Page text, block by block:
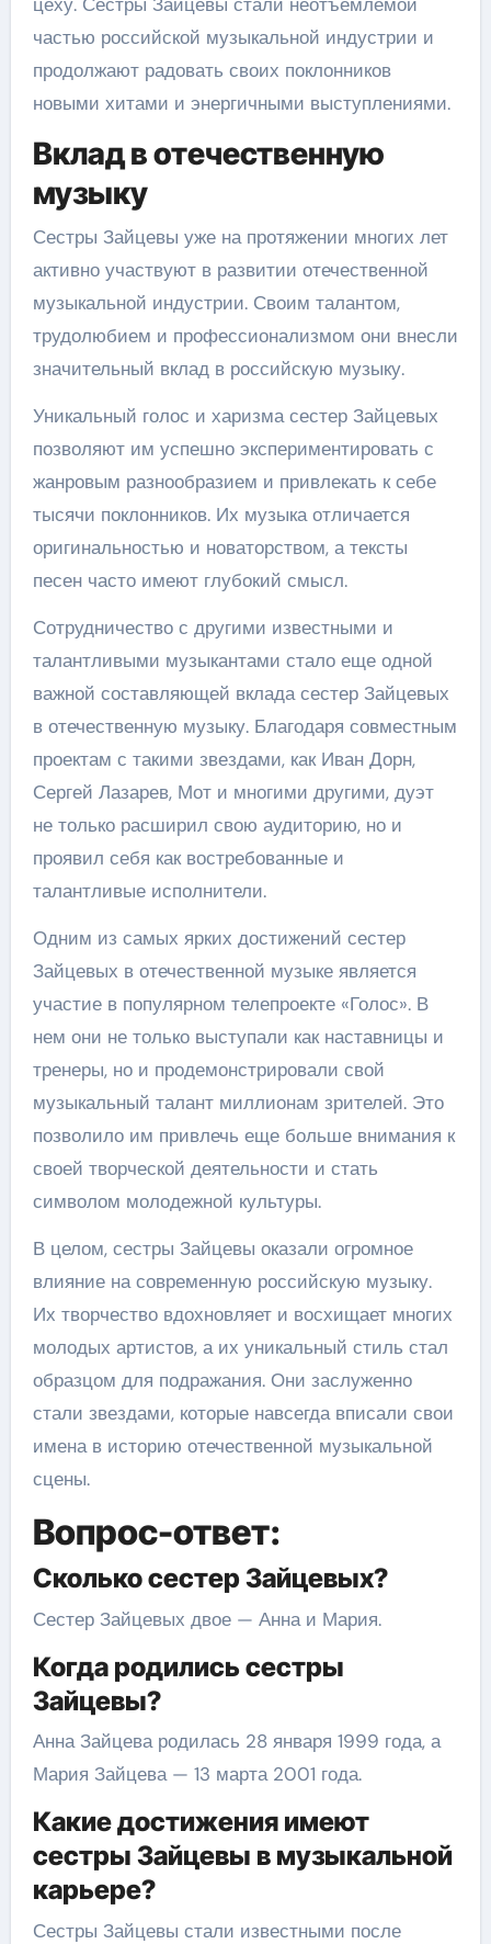
частью российской музыкальной индустрии и
продолжают радовать своих поклонников
новыми хитами и энергичными выступлениями.
Вклад в отечественную
музыку
Сестры Зайцевы уже на протяжении многих лет
активно участвуют в развитии отечественной
музыкальной индустрии. Своим талантом,
трудолюбием и профессионализмом они внесли
значительный вклад в российскую музыку.
Уникальный голос и харизма сестер Зайцевых
позволяют им успешно экспериментировать с
жанровым разнообразием и привлекать к себе
тысячи поклонников. Их музыка отличается
оригинальностью и новаторством, а тексты
песен часто имеют глубокий смысл.
Сотрудничество с другими известными и
талантливыми музыкантами стало еще одной
важной составляющей вклада сестер Зайцевых
в отечественную музыку. Благодаря совместным
проектам с такими звездами, как Иван Дорн,
Сергей Лазарев, Мот и многими другими, дуэт
не только расширил свою аудиторию, но и
проявил себя как востребованные и
талантливые исполнители.
Одним из самых ярких достижений сестер
Зайцевых в отечественной музыке является
участие в популярном телепроекте «Голос». В
нем они не только выступали как наставницы и
тренеры, но и продемонстрировали свой
музыкальный талант миллионам зрителей. Это
позволило им привлечь еще больше внимания к
своей творческой деятельности и стать
символом молодежной культуры.
В целом, сестры Зайцевы оказали огромное
влияние на современную российскую музыку.
Их творчество вдохновляет и восхищает многих
молодых артистов, а их уникальный стиль стал
образцом для подражания. Они заслуженно
стали звездами, которые навсегда вписали свои
имена в историю отечественной музыкальной
сцены.
Вопрос-ответ:
Сколько сестер Зайцевых?
Сестер Зайцевых двое — Анна и Мария.
Когда родились сестры
Зайцевы?
Анна Зайцева родилась 28 января 1999 года, а
Мария Зайцева — 13 марта 2001 года.
Какие достижения имеют
сестры Зайцевы в музыкальной
карьере?
Сестры Зайцевы стали известными после